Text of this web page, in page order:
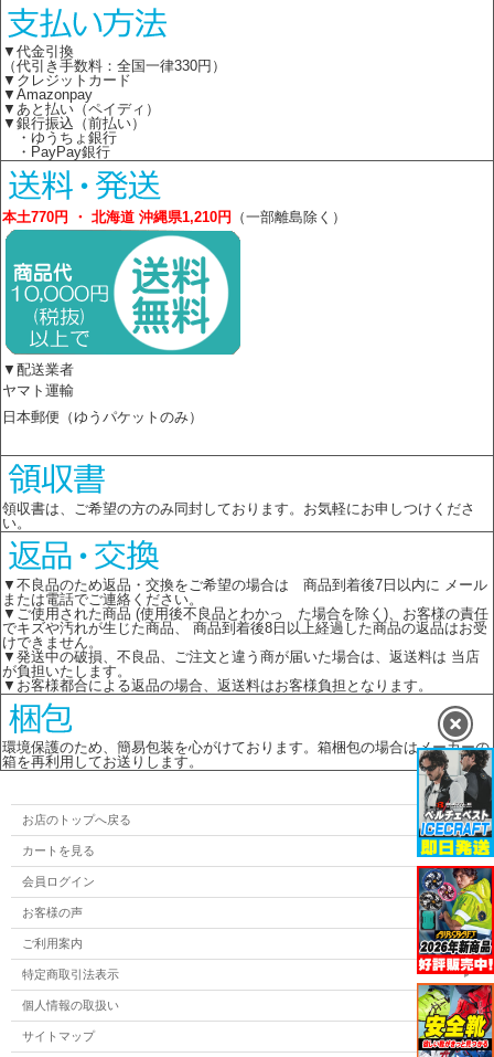
▼代金引換
（代引き手数料：全国一律330円）
▼クレジットカード
▼Amazonpay
▼あと払い（ペイディ）
▼銀行振込（前払い）
・ゆうちょ銀行
・PayPay銀行
本土770円 ・ 北海道 沖縄県1,210円 （一部離島除く）
▼配送業者
ヤマト運輸
日本郵便（ゆうパケットのみ）
領収書は、ご希望の方のみ同封しております。お気軽にお申しつけくださ
い。
▼不良品のため返品・交換をご希望の場合は 商品到着後7日以内に メール
または電話でご連絡ください。
▼ご使用された商品 (使用後不良品とわかっ た場合を除く)、お客様の責任
でキズや汚れが生じた商品、 商品到着後8日以上経過した商品の返品はお受
けできません。
▼発送中の破損、不良品、ご注文と違う商が届いた場合は、返送料は 当店
が負担いたします。
▼お客様都合による返品の場合、返送料はお客様負担となります。
環境保護のため、簡易包装を心がけております。箱梱包の場合はメーカーの
箱を再利用してお送りします。
お店のトップへ戻る
カートを見る
会員ログイン
お客様の声
ご利用案内
特定商取引法表示
個人情報の取扱い
サイトマップ